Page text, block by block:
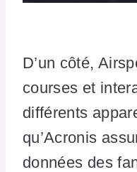
D’un côté,
courses et
différents
qu’Acronis
données des